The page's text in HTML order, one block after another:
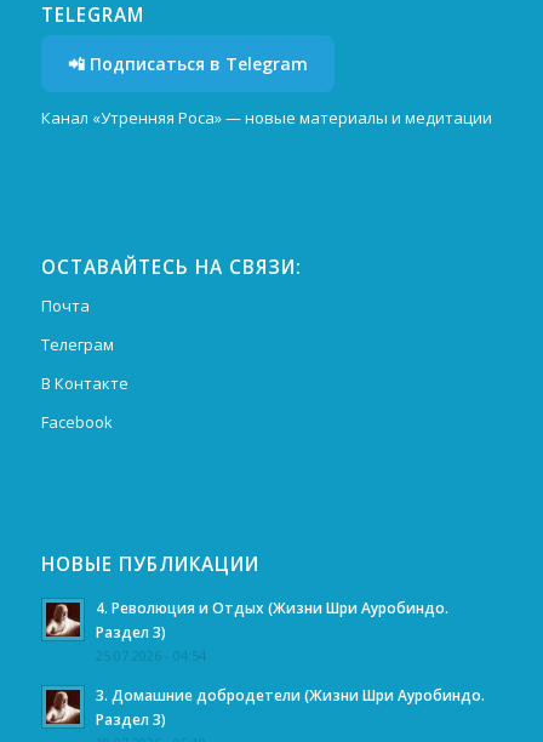
TELEGRAM
📲 Подписаться в Telegram
Канал «Утренняя Роса» — новые материалы и медитации
ОСТАВАЙТЕСЬ НА СВЯЗИ:
Почта
Телеграм
В Контакте
Facebook
НОВЫЕ ПУБЛИКАЦИИ
4. Революция и Отдых (Жизни Шри Ауробиндо.
Раздел 3)
25.07.2026 - 04:54
3. Домашние добродетели (Жизни Шри Ауробиндо.
Раздел 3)